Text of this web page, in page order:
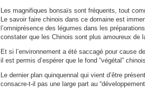
Les magnifiques bonsaïs sont fréquents, tout
Le savoir faire chinois dans ce domaine est
l’omniprésence des légumes dans les
constater que les Chinois sont plus amoureux de
Et si l’environnement a été saccagé pour cause
il est permis d’espérer que le fond “végétal”
Le dernier plan quinquennal qui vient d’être
consacre-t-il pas une large part au